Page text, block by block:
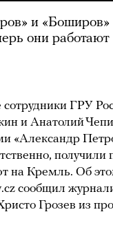
и
они
ГРУ
и Анатолий
«Александр
на Кремль. Об
сообщил
Грозев из